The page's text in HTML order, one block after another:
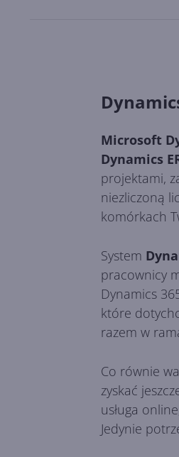
Microsoft
Dynamics
projektami,
niezliczoną
komórkach
System
pracownicy
Dynamics
które
razem w
Co równie
zyskać
usługa
Jedynie